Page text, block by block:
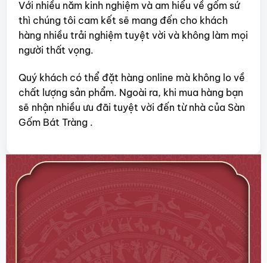
Với nhiều năm kinh nghiệm và am hiểu về gốm sứ
thì chúng tôi cam kết sẽ mang đến cho khách
hàng nhiều trải nghiệm tuyệt vời và không làm mọi
người thất vọng.
Quý khách có thể đặt hàng online mà không lo về
chất lượng sản phẩm. Ngoài ra, khi mua hàng bạn
sẽ nhận nhiều ưu đãi tuyệt vời đến từ nhà của Sàn
Gốm Bát Tràng .